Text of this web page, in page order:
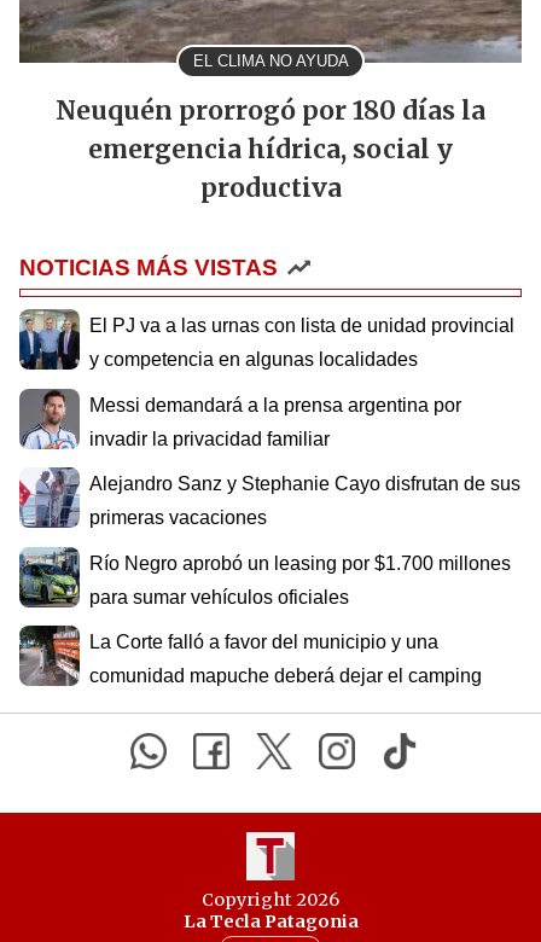
EL CLIMA NO AYUDA
Neuquén prorrogó por 180 días la
emergencia hídrica, social y
productiva
NOTICIAS MÁS VISTAS
El PJ va a las urnas con lista de unidad provincial
y competencia en algunas localidades
Messi demandará a la prensa argentina por
invadir la privacidad familiar
Alejandro Sanz y Stephanie Cayo disfrutan de sus
primeras vacaciones
Río Negro aprobó un leasing por $1.700 millones
para sumar vehículos oficiales
La Corte falló a favor del municipio y una
comunidad mapuche deberá dejar el camping
Copyright 2026
La Tecla Patagonia